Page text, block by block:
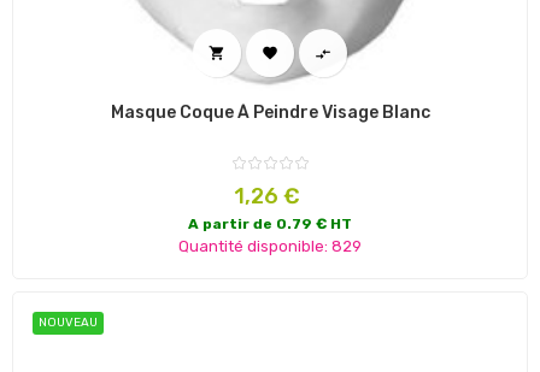
  
Masque Coque À Peindre Visage Blanc
Prix
1,26 €
A partir de 0.79 € HT
Quantité disponible: 829
NOUVEAU